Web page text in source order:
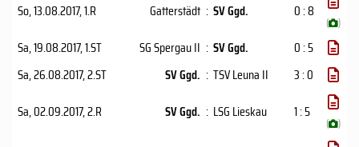
So, 13.08.2017, 1.R Gatterstädt : SV Ggd. 0 : 8
( )
Sa, 19.08.2017, 1.ST SG Spergau II : SV Ggd.
0 : 5
Sa, 26.08.2017, 2.ST SV Ggd. : TSV Leuna II
3 : 0
Sa, 02.09.2017, 2.R SV Ggd. : LSG Lieskau 1 : 5
( )